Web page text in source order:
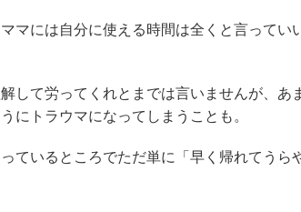
マには自分に使える時間は全くと言ってい
して労ってくれとまでは言いませんが、あ
にトラウマになってしまうことも。
ているところでただ単に「早く帰れてうら